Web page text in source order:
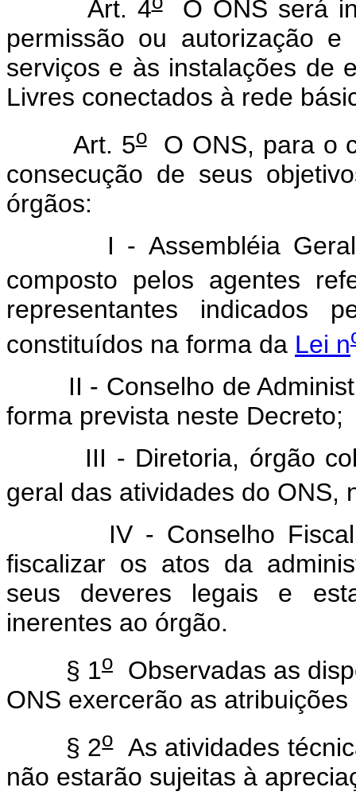
Art. 4 O ONS será
permissão ou autorização
serviços e às instalações de
Livres conectados à rede
Art. 5o
O ONS, para o
consecução de seus
órgãos:
I - Assembléia
composto pelos agentes
representantes indicados
constituídos na forma da Lei n
II - Conselho de
forma prevista neste Decreto;
III - Diretoria, órgão
geral das atividades do ONS,
IV - Conselho
fiscalizar os atos da
seus deveres legais e
inerentes ao órgão.
§ 1o
Observadas as
ONS exercerão as
§ 2oAs atividades
não estarão sujeitas à